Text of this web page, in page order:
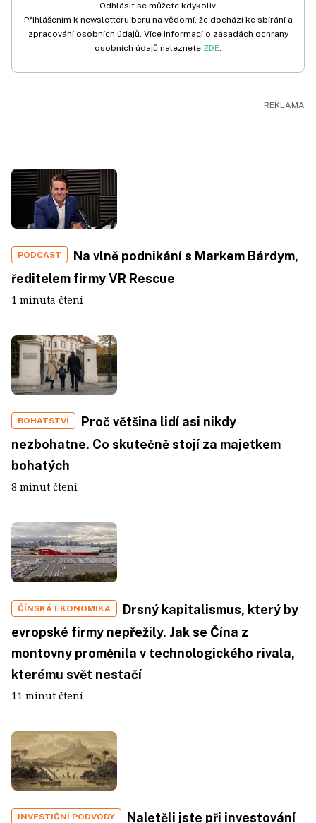
Odhlásit se můžete kdykoliv.
Přihlášením k newsletteru beru na vědomí, že dochází ke sbírání a
zpracování osobních údajů. Více informací o zásadách ochrany
osobních údajů naleznete ZDE.
PODCAST
Na vlně podnikání s Markem Bárdym,
ředitelem firmy VR Rescue
1 minuta čtení
BOHATSTVÍ
Proč většina lidí asi nikdy
nezbohatne. Co skutečně stojí za majetkem
bohatých
8 minut čtení
ČÍNSKÁ EKONOMIKA
Drsný kapitalismus, který by
evropské firmy nepřežily. Jak se Čína z
montovny proměnila v technologického rivala,
kterému svět nestačí
11 minut čtení
INVESTIČNÍ PODVODY
Naletěli jste při investování